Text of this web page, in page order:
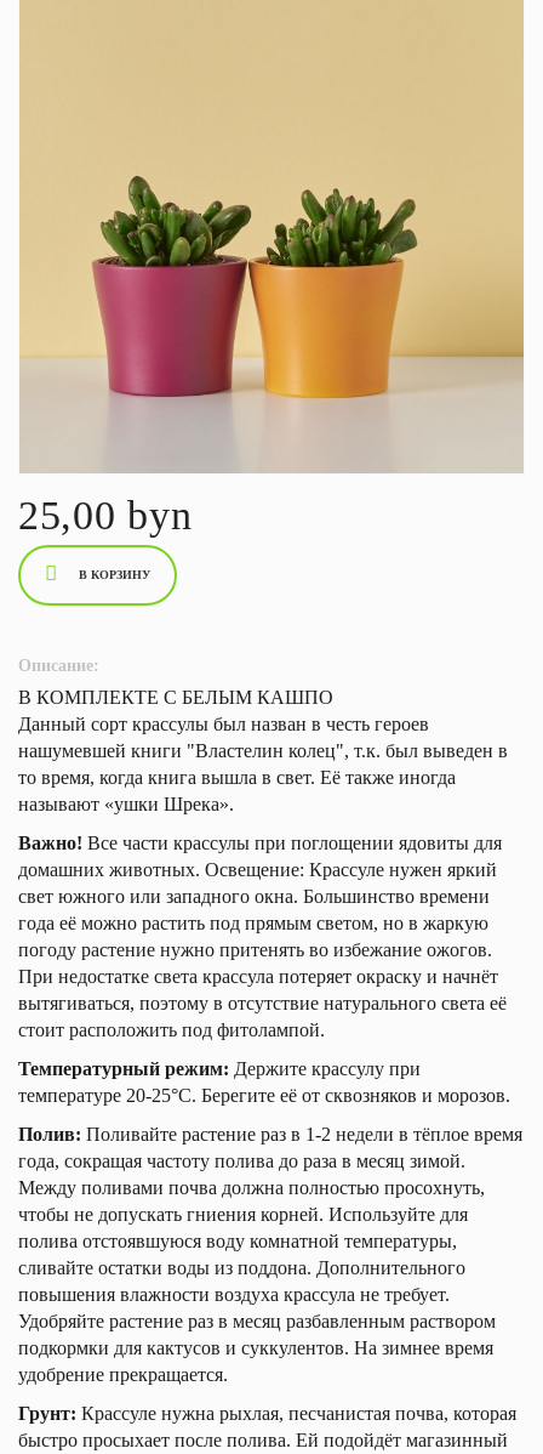
25,00 byn
В КОРЗИНУ
Описание:
В КОМПЛЕКТЕ С БЕЛЫМ КАШПО
Данный сорт крассулы был назван в честь героев
нашумевшей книги "Властелин колец", т.к. был выведен в
то время, когда книга вышла в свет. Её также иногда
называют «ушки Шрека».
Важно! Все части крассулы при поглощении ядовиты для
домашних животных. Освещение: Крассуле нужен яркий
свет южного или западного окна. Большинство времени
года её можно растить под прямым светом, но в жаркую
погоду растение нужно притенять во избежание ожогов.
При недостатке света крассула потеряет окраску и начнёт
вытягиваться, поэтому в отсутствие натурального света её
стоит расположить под фитолампой.
Температурный режим: Держите крассулу при
температуре 20-25°С. Берегите её от сквозняков и морозов.
Полив: Поливайте растение раз в 1-2 недели в тёплое время
года, сокращая частоту полива до раза в месяц зимой.
Между поливами почва должна полностью просохнуть,
чтобы не допускать гниения корней. Используйте для
полива отстоявшуюся воду комнатной температуры,
сливайте остатки воды из поддона. Дополнительного
повышения влажности воздуха крассула не требует.
Удобряйте растение раз в месяц разбавленным раствором
подкормки для кактусов и суккулентов. На зимнее время
удобрение прекращается.
Грунт: Крассуле нужна рыхлая, песчанистая почва, которая
быстро просыхает после полива. Ей подойдёт магазинный